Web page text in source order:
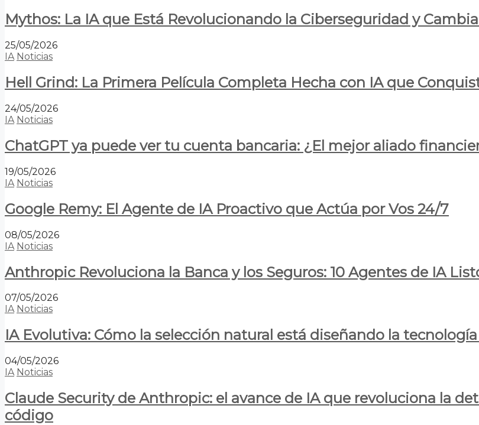
Mythos: La IA que Está Revolucionando la Ciberseguridad y
25/05/2026
IA Noticias
Hell Grind: La Primera Película Completa Hecha con IA que
24/05/2026
IA Noticias
ChatGPT ya puede ver tu cuenta bancaria: ¿El mejor aliado
19/05/2026
IA Noticias
Google Remy: El Agente de IA Proactivo que Actúa por Vos 24/7
08/05/2026
IA Noticias
Anthropic Revoluciona la Banca y los Seguros: 10 Agentes de IA
07/05/2026
IA Noticias
IA Evolutiva: Cómo la selección natural está diseñando la
04/05/2026
IA Noticias
Claude Security de Anthropic: el avance de IA que revoluciona la
código